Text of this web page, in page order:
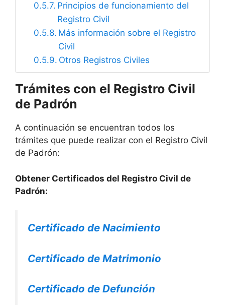
Principios de funcionamiento del
Registro Civil
Más información sobre el Registro
Civil
Otros Registros Civiles
Trámites con el Registro Civil
de Padrón
A continuación se encuentran todos los
trámites que puede realizar con el Registro Civil
de Padrón:
Obtener Certificados del Registro Civil de
Padrón:
Certificado de Nacimiento
Certificado de Matrimonio
Certificado de Defunción